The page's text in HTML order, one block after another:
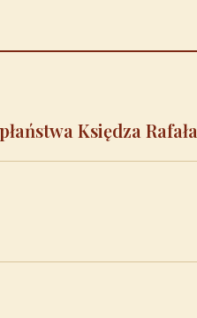
Księdza Rafała